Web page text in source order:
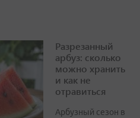
Разрезанный
арбуз: сколько
можно хранить
и как не
отравиться
Арбузный сезон в